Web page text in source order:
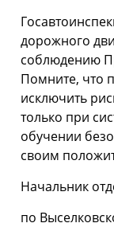
дорожного
соблюдению
Помните, что
исключить
только при
обучении
своим
Начальник
по